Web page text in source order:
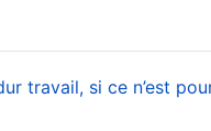
Dieu qui m’ont
et possède une
et le salut de
travail, si ce n’est